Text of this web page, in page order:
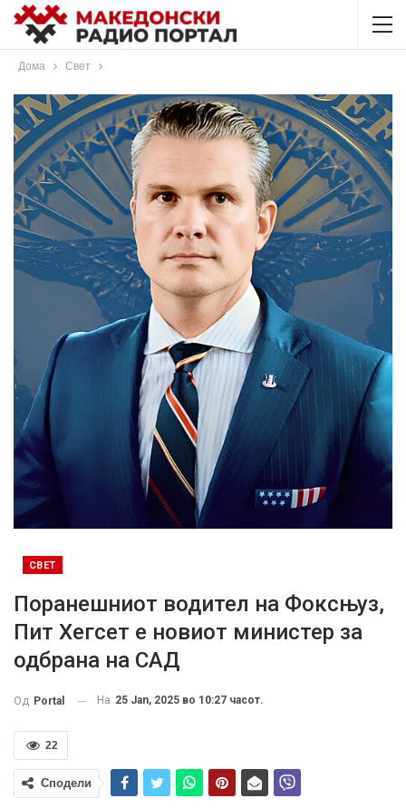
Дома Свет
СВЕТ
Поранешниот водител на Фоксњуз,
Пит Хегсет е новиот министер за
одбрана на САД
Од Portal На 25 Jan, 2025 во 10:27 часот.
22
Сподели